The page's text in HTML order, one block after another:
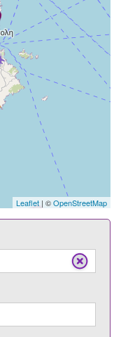
Leaflet | ©OpenStreetMap